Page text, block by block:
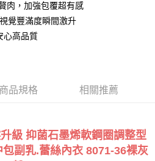
額後，即可完成結帳。
費通知簡訊。
付款，方視為交易完成。
後付 」之結帳頁面顯示為準，若有關於
款等相關疑問，請聯繫「AFTEE先享後付
提供之「AFTEE先享後付」服務完成之交
個人資料，並將交易相關給付款項請求債
上)免運費
以上)免運費
肉，加強包覆超有感
覺豐滿度瞬間激升
高品質
商品規格 相關推薦
級 抑菌石墨烯軟鋼圈調整型
副乳.蕾絲內衣 8071-36裸灰